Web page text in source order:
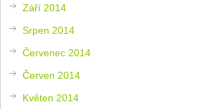
Září 2014
Srpen 2014
Červenec 2014
Červen 2014
Květen 2014